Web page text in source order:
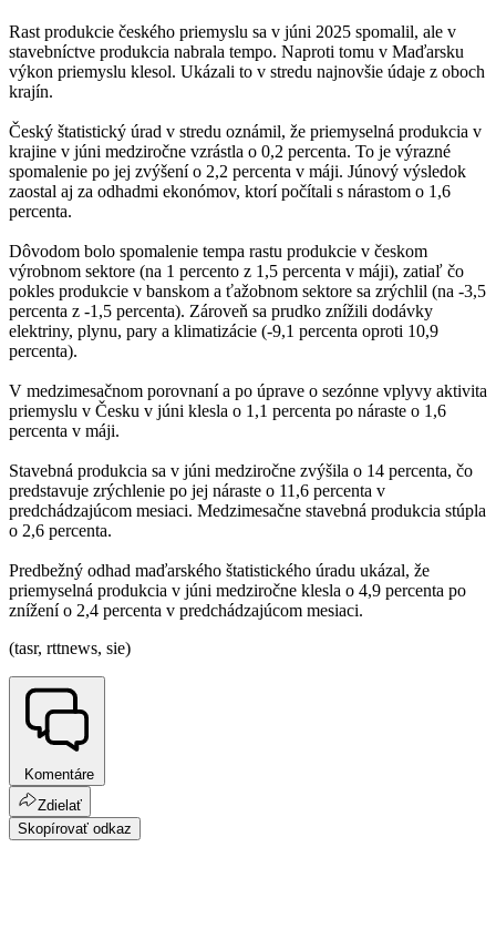
Rast produkcie českého priemyslu sa v júni 2025 spomalil, ale v
stavebníctve produkcia nabrala tempo. Naproti tomu v Maďarsku
výkon priemyslu klesol. Ukázali to v stredu najnovšie údaje z oboch
krajín.
Český štatistický úrad v stredu oznámil, že priemyselná produkcia v
krajine v júni medziročne vzrástla o 0,2 percenta. To je výrazné
spomalenie po jej zvýšení o 2,2 percenta v máji. Júnový výsledok
zaostal aj za odhadmi ekonómov, ktorí počítali s nárastom o 1,6
percenta.
Dôvodom bolo spomalenie tempa rastu produkcie v českom
výrobnom sektore (na 1 percento z 1,5 percenta v máji), zatiaľ čo
pokles produkcie v banskom a ťažobnom sektore sa zrýchlil (na -3,5
percenta z -1,5 percenta). Zároveň sa prudko znížili dodávky
elektriny, plynu, pary a klimatizácie (-9,1 percenta oproti 10,9
percenta).
V medzimesačnom porovnaní a po úprave o sezónne vplyvy aktivita
priemyslu v Česku v júni klesla o 1,1 percenta po náraste o 1,6
percenta v máji.
Stavebná produkcia sa v júni medziročne zvýšila o 14 percenta, čo
predstavuje zrýchlenie po jej náraste o 11,6 percenta v
predchádzajúcom mesiaci. Medzimesačne stavebná produkcia stúpla
o 2,6 percenta.
Predbežný odhad maďarského štatistického úradu ukázal, že
priemyselná produkcia v júni medziročne klesla o 4,9 percenta po
znížení o 2,4 percenta v predchádzajúcom mesiaci.
(tasr, rttnews, sie)
Komentáre
Zdielať
Skopírovať odkaz